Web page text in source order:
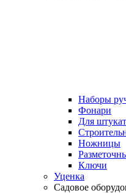
Наборы
Фонари
Для
Ножницы
Ключи
Уценка
Садовое